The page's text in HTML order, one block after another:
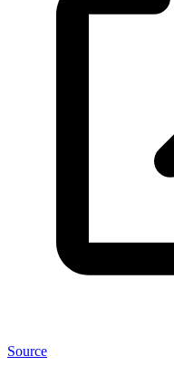
Source